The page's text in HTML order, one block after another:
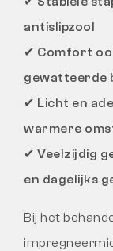
antislipzool
✔ Comfort
gewatteerde
✔ Licht en
warmere
✔ Veelzijdig
en dagelijks
Bij het